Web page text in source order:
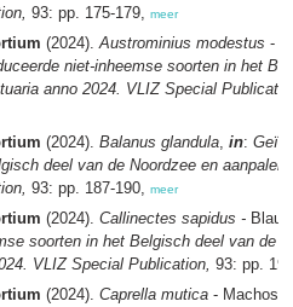
93: pp. 175-179, meer
(2024).Austrominius modestus -
niet-inheemse soorten in het
anno 2024. VLIZ Special
(2024). Balanus glandula, in:
deel van de Noordzee en
93: pp. 187-190, meer
(2024). Callinectes sapidus -
soorten in het Belgisch deel van de
VLIZ Special Publication, 93: pp.
(2024). Caprella mutica -